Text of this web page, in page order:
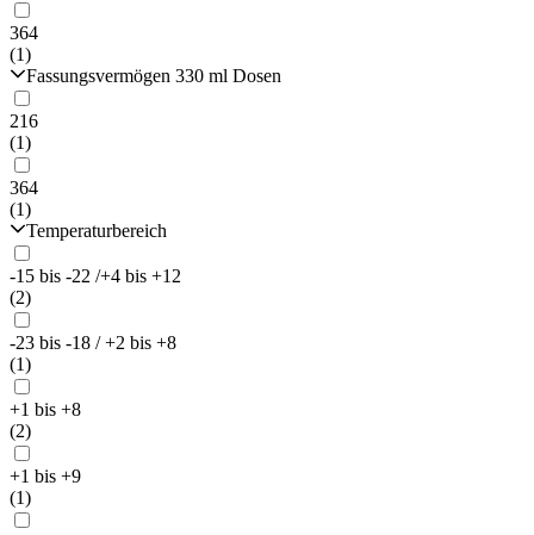
364
(1)
Fassungsvermögen 330 ml Dosen
216
(1)
364
(1)
Temperaturbereich
-15 bis -22 /+4 bis +12
(2)
-23 bis -18 / +2 bis +8
(1)
+1 bis +8
(2)
+1 bis +9
(1)